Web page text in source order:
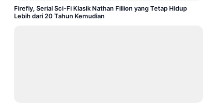
Firefly, Serial Sci-Fi Klasik Nathan Fillion yang Tetap Hidup
Lebih dari 20 Tahun Kemudian